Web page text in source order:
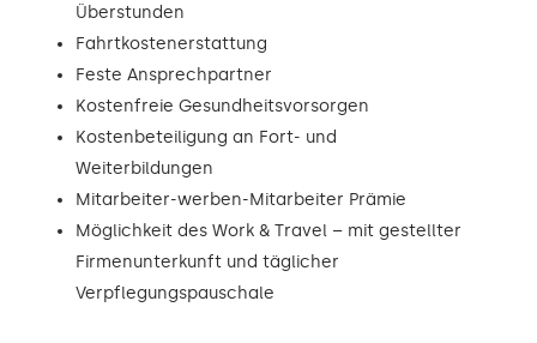
Überstunden
Fahrtkostenerstattung
Feste Ansprechpartner
Kostenfreie Gesundheitsvorsorgen
Kostenbeteiligung an Fort- und
Weiterbildungen
Mitarbeiter-werben-Mitarbeiter Prämie
Möglichkeit des Work & Travel – mit gestellter
Firmenunterkunft und täglicher
Verpflegungspauschale